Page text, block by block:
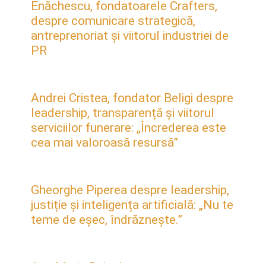
Enăchescu, fondatoarele Crafters,
despre comunicare strategică,
antreprenoriat și viitorul industriei de
PR
Andrei Cristea, fondator Beligi despre
leadership, transparență și viitorul
serviciilor funerare: „Încrederea este
cea mai valoroasă resursă”
Gheorghe Piperea despre leadership,
justiție și inteligența artificială: „Nu te
teme de eșec, îndrăznește.”